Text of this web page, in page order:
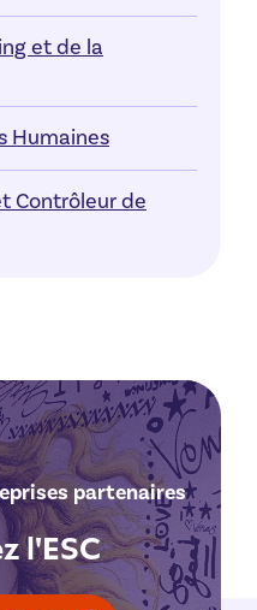
et de la
Humaines
Contrôleur de
partenaires
l'ESC